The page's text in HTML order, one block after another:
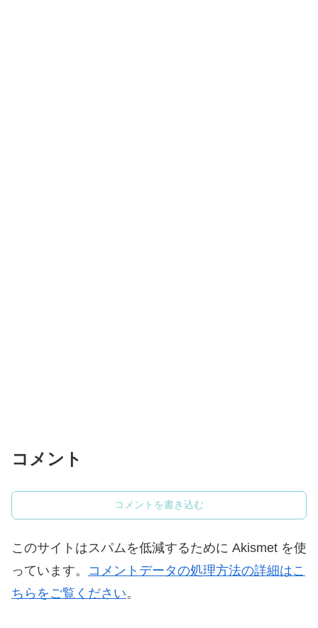
コメント
コメントを書き込む
このサイトはスパムを低減するために Akismet を使
っています。 コメントデータの処理方法の詳細はこ
ちらをご覧ください。